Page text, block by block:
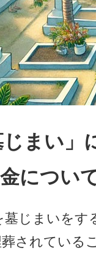
まい」
につい
じまいをす
されている